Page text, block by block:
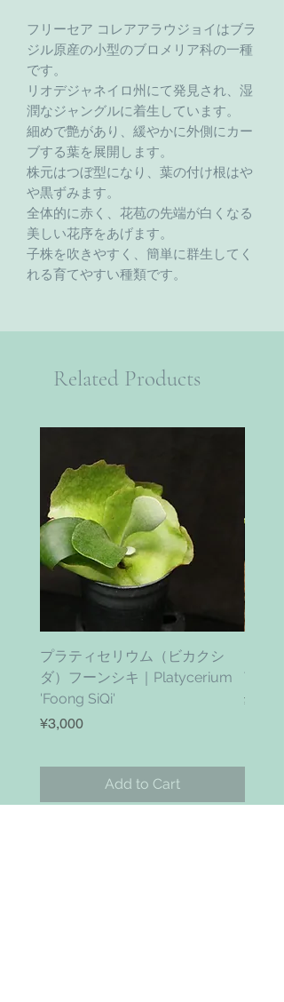
フリーセア コレアアラウジョイはブラ
ジル原産の小型のブロメリア科の一種
です。
リオデジャネイロ州にて発見され、湿
潤なジャングルに着生しています。
細めで艶があり、緩やかに外側にカー
ブする葉を展開します。
株元はつぼ型になり、葉の付け根はや
や黒ずみます。
全体的に赤く、花苞の先端が白くなる
美しい花序をあげます。
子株を吹きやすく、簡単に群生してく
れる育てやすい種類です。
Related Products
プラティセリウム（ビカクシ
ダ）フーンシキ｜Platycerium
'Foong SiQi'
Price
¥3,000
Add to Cart
Price
¥4,800